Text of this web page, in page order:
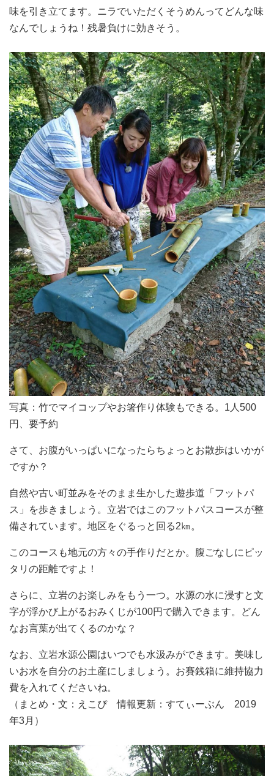
味を引き立てます。ニラでいただくそうめんってどんな味
なんでしょうね！残暑負けに効きそう。
写真：竹でマイコップやお箸作り体験もできる。1人500
円、要予約
さて、お腹がいっぱいになったらちょっとお散歩はいかが
ですか？
自然や古い町並みをそのまま生かした遊歩道「フットパ
ス」を歩きましょう。立岩ではこのフットパスコースが整
備されています。地区をぐるっと回る2㎞。
このコースも地元の方々の手作りだとか。腹ごなしにピッ
タリの距離ですよ！
さらに、立岩のお楽しみをもう一つ。水源の水に浸すと文
字が浮かび上がるおみくじが100円で購入できます。どん
なお言葉が出てくるのかな？
なお、立岩水源公園はいつでも水汲みができます。美味し
いお水を自分のお土産にしましょう。お賽銭箱に維持協力
費を入れてくださいね。
（まとめ・文：えこぴ 情報更新：すてぃーぶん 2019
年3月）